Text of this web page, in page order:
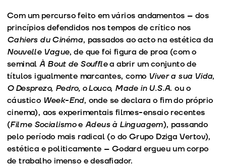
Com um percurso feito em vários andamentos – dos
princípios defendidos nos tempos de crítico nos
Cahiers du Cinéma, passados ao acto na estética da
Nouvelle Vague, de que foi figura de proa (com o
seminalÀ Bout de Soufflea abrir um conjunto de
títulos igualmente marcantes, como Viver a sua Vida,
O Desprezo, Pedro, o Louco, Made in U.S.A. ou o
cáustico Week-End, onde se declara o fim do próprio
cinema), aos experimentais filmes-ensaio recentes
(Filme SocialismoeAdeus à Linguagem), passando
pelo período mais radical (o do Grupo Dziga Vertov),
estética e politicamente – Godard ergueu um corpo
de trabalho imenso e desafiador.